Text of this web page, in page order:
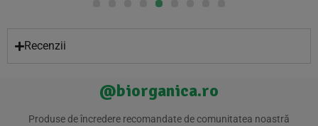
Recenzii
@biorganica.ro
Produse de încredere recomandate de comunitatea noastră